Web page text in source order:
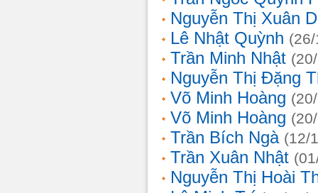
Nguyễn Thị Xuân
Lê Nhật Quỳnh
Trần Minh Nhật
Nguyễn Thị Đặng
Võ Minh Hoàng
Võ Minh Hoàng
Trần Bích Ngà (12/
Trần Xuân Nhật
Nguyễn Thị Hoài